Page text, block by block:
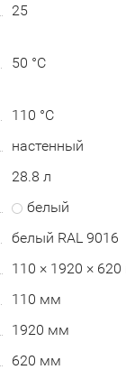
25
50 °C
110 °C
настенный
28.8 л
белый
белый RAL 9016
110 × 1920 ×
110 мм
1920 мм
620 мм